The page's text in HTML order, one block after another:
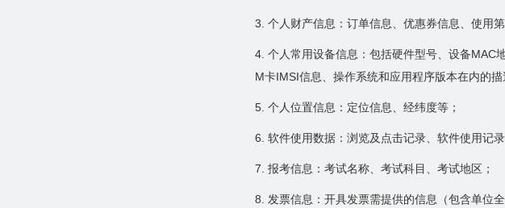
3. 个人财产信息：订单信息、优惠券信息、使用
4. 个人常用设备信息：包括硬件型号、设备MAC
M卡IMSI信息、操作系统和应用程序版本在内的
5. 个人位置信息：定位信息、经纬度等；
6. 软件使用数据：浏览及点击记录、软件使用记录
7. 报考信息：考试名称、考试科目、考试地区；
8. 发票信息：开具发票需提供的信息（包含单位